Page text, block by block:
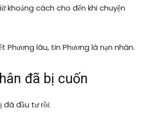
khoảng cách cho đến khi chuyện
Phương lâu, tin Phương là nạn nhân.
đã bị cuốn
đã đầu tư rồi: